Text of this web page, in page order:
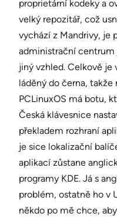
proprietární kodeky a
velký repozitář, což
vychází z Mandrivy, je
administrační centrum
jiný vzhled. Celkově je
láděný do černa,
PCLinuxOS má botu,
Česká klávesnice
překladem rozhraní
je sice lokalizační
aplikací zůstane
programy KDE. Já s
problém, ostatně ho v
někdo po mě chce,